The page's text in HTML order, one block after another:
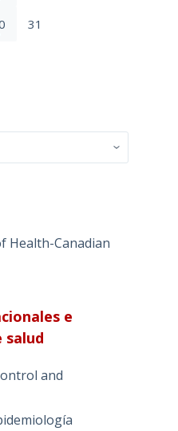
31
Health-Canadian
e
salud
and